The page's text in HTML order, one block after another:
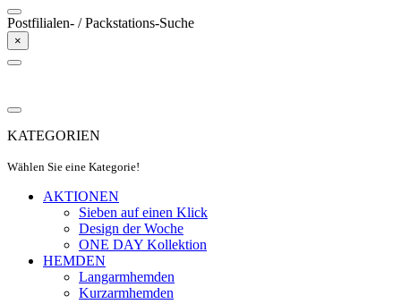
Postfilialen- / Packstations-Suche
×
KATEGORIEN
Wählen Sie eine Kategorie!
AKTIONEN
Sieben auf einen Klick
Design der Woche
ONE DAY Kollektion
HEMDEN
Langarmhemden
Kurzarmhemden